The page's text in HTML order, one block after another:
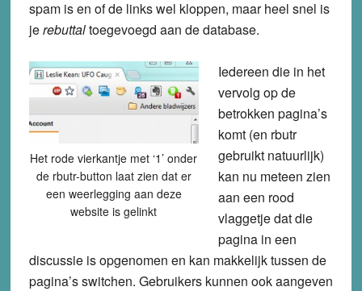
spam is en of de links wel kloppen, maar heel snel is
jerebuttaltoegevoegd aan de database.
Het rode vierkantje met ‘1’ onder
de rbutr-button laat zien dat er
een weerlegging aan deze
website is gelinkt
Iedereen die in het
vervolg op de
betrokken pagina’s
komt (en rbutr
gebruikt natuurlijk)
kan nu meteen zien
aan een rood
vlaggetje dat die
pagina in een
discussie is opgenomen en kan makkelijk tussen de
pagina’s switchen. Gebruikers kunnen ook aangeven